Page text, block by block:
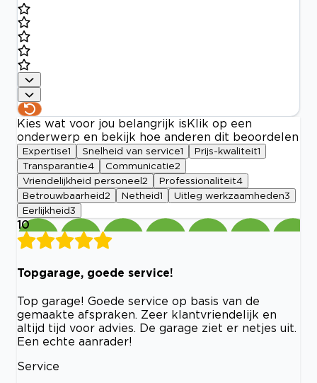
Kies wat voor jou belangrijk is Klik op een
onderwerp en bekijk hoe anderen dit beoordelen
Expertise1 Snelheid van service1 Prijs-kwaliteit1
Transparantie4 Communicatie2
Vriendelijkheid personeel 2 Professionaliteit4
Betrouwbaarheid2 Netheid1 Uitleg werkzaamheden3
Eerlijkheid3
10
Topgarage, goede service!
Top garage! Goede service op basis van de
gemaakte afspraken. Zeer klantvriendelijk en
altijd tijd voor advies. De garage ziet er netjes uit.
Een echte aanrader!
Service